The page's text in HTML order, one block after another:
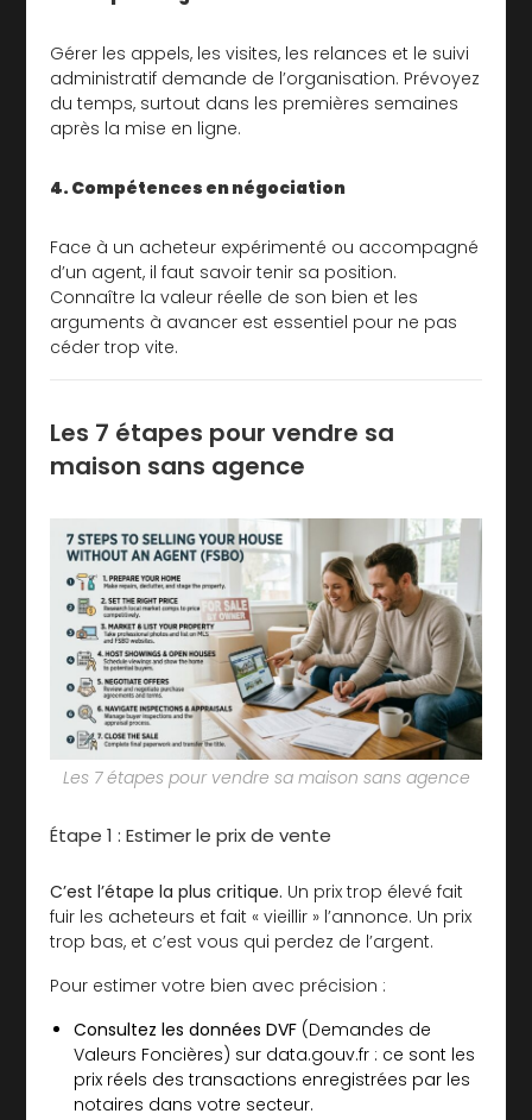
Gérer les appels, les visites, les relances et le suivi
administratif demande de l’organisation. Prévoyez
du temps, surtout dans les premières semaines
après la mise en ligne.
4. Compétences en négociation
Face à un acheteur expérimenté ou accompagné
d’un agent, il faut savoir tenir sa position.
Connaître la valeur réelle de son bien et les
arguments à avancer est essentiel pour ne pas
céder trop vite.
Les 7 étapes pour vendre sa
maison sans agence
Les 7 étapes pour vendre sa maison sans agence
Étape 1 : Estimer le prix de vente
C’est l’étape la plus critique. Un prix trop élevé fait
fuir les acheteurs et fait « vieillir » l’annonce. Un prix
trop bas, et c’est vous qui perdez de l’argent.
Pour estimer votre bien avec précision :
Consultez les données DVF (Demandes de
Valeurs Foncières) sur data.gouv.fr : ce sont les
prix réels des transactions enregistrées par les
notaires dans votre secteur.